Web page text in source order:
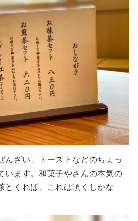
んざい、トーストなどのちょっ
います。和菓子やさんの本気の
とくれば、これは頂くしかな